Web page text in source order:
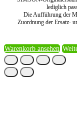
lediglich
Die Aufführung der
Zuordnung der Ersatz-
Warenkorb ansehen